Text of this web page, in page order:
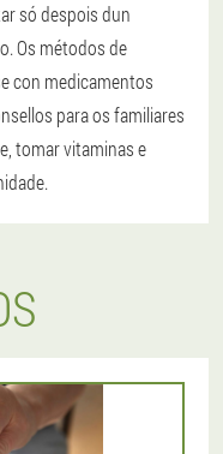
só despois dun
Os métodos de
con medicamentos
para os familiares
tomar vitaminas e